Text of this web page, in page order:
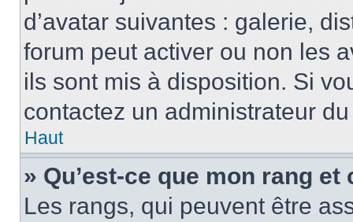
d’avatar suivantes : galerie,
forum peut activer ou non les
ils sont mis à disposition. Si
contactez un administrateur
Haut
» Qu’est-ce que mon rang
Les rangs, qui peuvent être